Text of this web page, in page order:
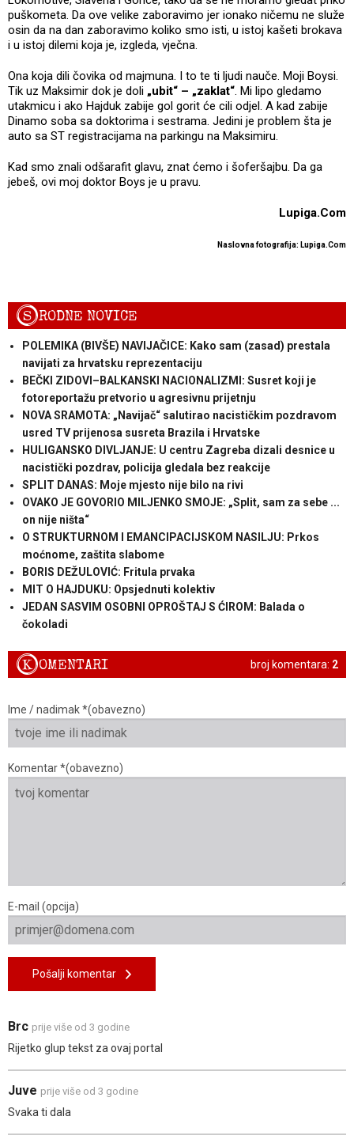
puškometa. Da ove velike zaboravimo jer ionako ničemu ne služe
osin da na dan zaboravimo koliko smo isti, u istoj kašeti brokava
i u istoj dilemi koja je, izgleda, vječna.
Ona koja dili čovika od majmuna. I to te ti ljudi nauče. Moji Boysi.
Tik uz Maksimir dok je doli „ubit“ – „zaklat“. Mi lipo gledamo
utakmicu i ako Hajduk zabije gol gorit će cili odjel. A kad zabije
Dinamo soba sa doktorima i sestrama. Jedini je problem šta je
auto sa ST registracijama na parkingu na Maksimiru.
Kad smo znali odšarafit glavu, znat ćemo i šoferšajbu. Da ga
jebeš, ovi moj doktor Boys je u pravu.
Lupiga.Com
Naslovna fotografija: Lupiga.Com
SRODNE NOVICE
POLEMIKA (BIVŠE) NAVIJAČICE: Kako sam (zasad) prestala
navijati za hrvatsku reprezentaciju
BEČKI ZIDOVI–BALKANSKI NACIONALIZMI: Susret koji je
fotoreportažu pretvorio u agresivnu prijetnju
NOVA SRAMOTA: „Navijač“ salutirao nacističkim pozdravom
usred TV prijenosa susreta Brazila i Hrvatske
HULIGANSKO DIVLJANJE: U centru Zagreba dizali desnice u
nacistički pozdrav, policija gledala bez reakcije
SPLIT DANAS: Moje mjesto nije bilo na rivi
OVAKO JE GOVORIO MILJENKO SMOJE: „Split, sam za sebe ...
on nije ništa“
O STRUKTURNOM I EMANCIPACIJSKOM NASILJU: Prkos
moćnome, zaštita slabome
BORIS DEŽULOVIĆ: Fritula prvaka
MIT O HAJDUKU: Opsjednuti kolektiv
JEDAN SASVIM OSOBNI OPROŠTAJ S ĆIROM: Balada o
čokoladi
broj komentara: 2
KOMENTARI
Ime / nadimak *(obavezno)
Komentar *(obavezno)
E-mail (opcija)
Pošalji komentar
Brc prije više od 3 godine
Rijetko glup tekst za ovaj portal
Juve prije više od 3 godine
Svaka ti dala